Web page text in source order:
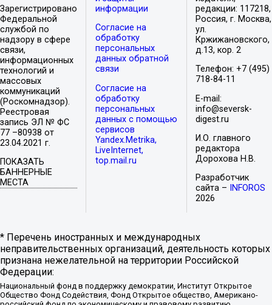
Зарегистрировано
Федеральной
службой по
надзору в сфере
связи,
информационных
технологий и
массовых
коммуникаций
(Роскомнадзор).
Реестровая
запись ЭЛ № ФС
77 –80938 от
23.04.2021 г.
ПОКАЗАТЬ
БАННЕРНЫЕ
МЕСТА
информации
Согласие на
обработку
персональных
данных обратной
связи
Согласие на
обработку
персональных
данных с помощью
сервисов
Yandex.Metrika,
LiveInternet,
top.mail.ru
редакции: 117218,
Россия, г. Москва,
ул.
Кржижановского,
д.13, кор. 2
Телефон: +7 (495)
718-84-11
E-mail:
info@seversk-
digest.ru
И.О. главного
редактора
Дорохова Н.В.
Разработчик
сайта –
INFOROS
2026
* Перечень иностранных и международных
неправительственных организаций, деятельность которых
признана нежелательной на территории Российской
Федерации:
Национальный фонд в поддержку демократии, Институт Открытое
Общество Фонд Содействия, Фонд Открытое общество, Американо-